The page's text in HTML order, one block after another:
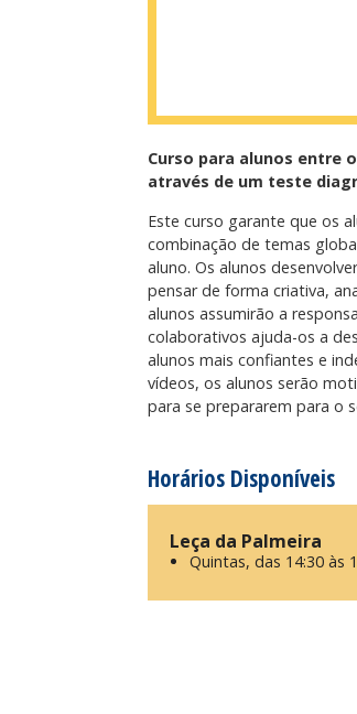
Curso para alunos entre
através de um teste
Este curso garante que os
combinação de temas
aluno. Os alunos
pensar de forma criativa,
alunos assumirão a
colaborativos ajuda-os a
alunos mais confiantes e
vídeos, os alunos serão
para se prepararem para o
Horários Disponíveis
Leça da Palmeira
Quintas, das 14:30 às